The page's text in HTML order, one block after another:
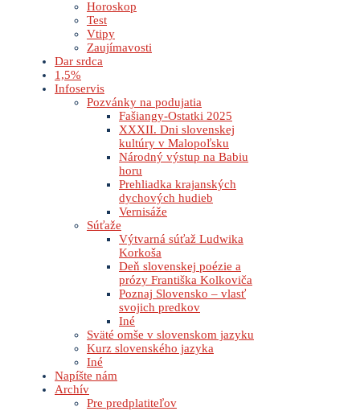
Horoskop
Test
Vtipy
Zaujímavosti
Dar srdca
1,5%
Infoservis
Pozvánky na podujatia
Fašiangy-Ostatki 2025
XXXII. Dni slovenskej
kultúry v Malopoľsku
Národný výstup na Babiu
horu
Prehliadka krajanských
dychových hudieb
Vernisáže
Súťaže
Výtvarná súťaž Ludwika
Korkoša
Deň slovenskej poézie a
prózy Františka Kolkoviča
Poznaj Slovensko – vlasť
svojich predkov
Iné
Sväté omše v slovenskom jazyku
Kurz slovenského jazyka
Iné
Napíšte nám
Archív
Pre predplatiteľov